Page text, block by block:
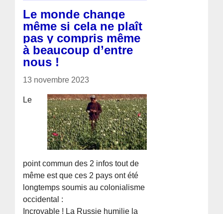
Le monde change
même si cela ne plaît
pas y compris même
à beaucoup d’entre
nous !
13 novembre 2023
Le
point commun des 2 infos tout de
même est que ces 2 pays ont été
longtemps soumis au colonialisme
occidental :
Incroyable ! La Russie humilie la